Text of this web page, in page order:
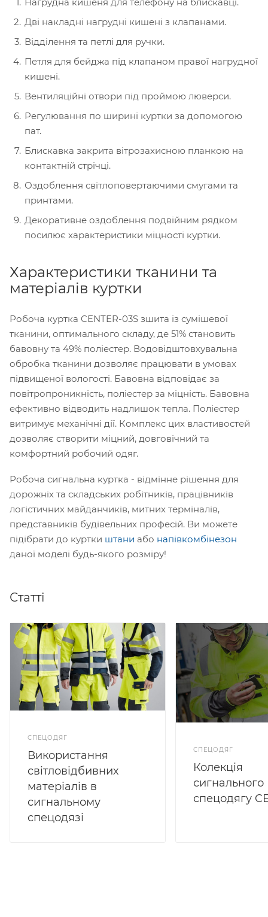
Дві накладні нагрудні кишені з клапанами.
Відділення та петлі для ручки.
Петля для бейджа під клапаном правої нагрудної
кишені.
Вентиляційні отвори під проймою люверси.
Регулювання по ширині куртки за допомогою
пат.
Блискавка закрита вітрозахисною планкою на
контактній стрічці.
Оздоблення світлоповертаючими смугами та
принтами.
Декоративне оздоблення подвійним рядком
посилює характеристики міцності куртки.
Характеристики тканини та
матеріалів куртки
Робоча куртка CENTER-03S зшита із сумішевої
тканини, оптимального складу, де 51% становить
бавовну та 49% поліестер. Водовідштовхувальна
обробка тканини дозволяє працювати в умовах
підвищеної вологості. Бавовна відповідає за
повітропроникність, поліестер за міцність. Бавовна
ефективно відводить надлишок тепла. Поліестер
витримує механічні дії. Комплекс цих властивостей
дозволяє створити міцний, довговічний та
комфортний робочий одяг.
Робоча сигнальна куртка - відмінне рішення для
дорожніх та складських робітників, працівників
логістичних майданчиків, митних терміналів,
представників будівельних професій. Ви можете
підібрати до куртки штани або напівкомбінезон
даної моделі будь-якого розміру!
Статті
СПЕЦОДЯГ
Використання
світловідбивних
матеріалів в
сигнальному
спецодязі
СПЕЦОДЯГ
Колекція
сигнального
спецодягу